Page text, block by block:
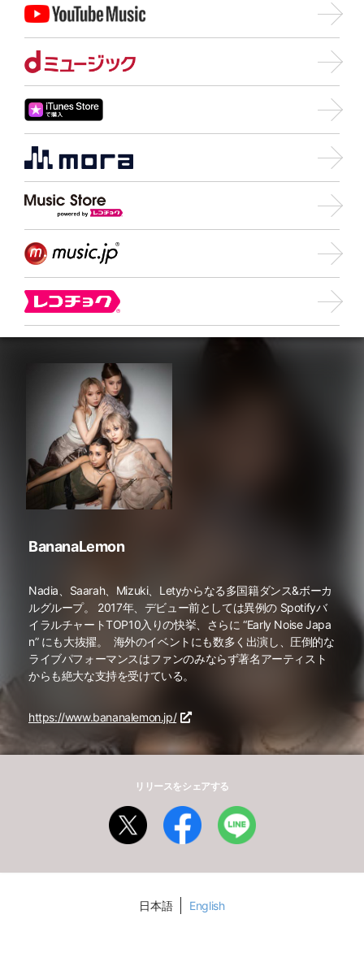
BananaLemon
Nadia、Saarah、Mizuki、Letyからなる多国籍ダンス&ボーカ
ルグループ。 2017年、デビュー前としては異例の Spotifyバ
イラルチャートTOP10入りの快挙、さらに “Early Noise Japa
n” にも大抜擢。 海外のイベントにも数多く出演し、圧倒的な
ライブパフォーマンスはファンのみならず著名アーティスト
からも絶大な支持を受けている。
https://www.bananalemon.jp/
リリースをシェアする
日本語 English